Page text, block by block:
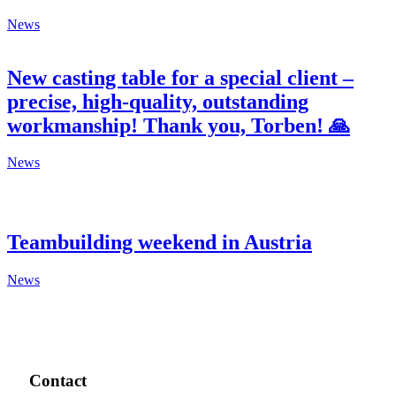
News
New casting table for a special client –
precise, high-quality, outstanding
workmanship! Thank you, Torben! 🙏
News
Teambuilding weekend in Austria
News
Contact